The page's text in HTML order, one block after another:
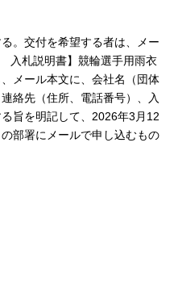
。交付を希望する者は、メー
入札説明書】競輪選手用雨衣
メール本文に、会社名（団体
絡先（住所、電話番号）、入
旨を明記して、2026年3月12
部署にメールで申し込むもの